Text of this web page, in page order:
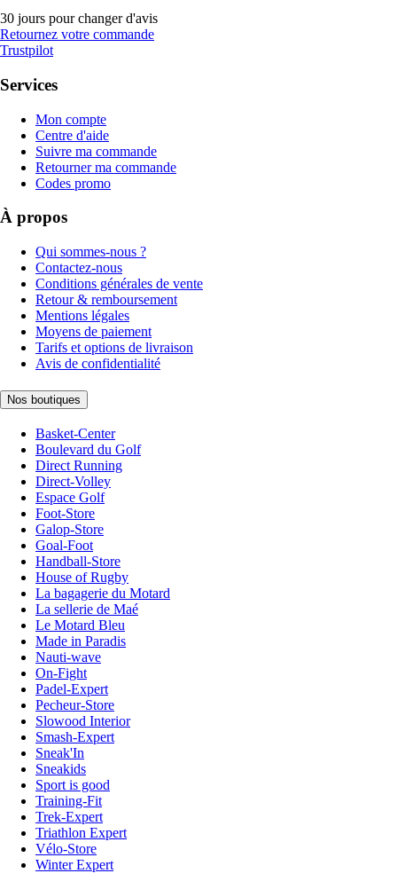
30 jours pour changer d'avis
Retournez votre commande
Trustpilot
Services
Mon compte
Centre d'aide
Suivre ma commande
Retourner ma commande
Codes promo
À propos
Qui sommes-nous ?
Contactez-nous
Conditions générales de vente
Retour & remboursement
Mentions légales
Moyens de paiement
Tarifs et options de livraison
Avis de confidentialité
Nos boutiques
Basket-Center
Boulevard du Golf
Direct Running
Direct-Volley
Espace Golf
Foot-Store
Galop-Store
Goal-Foot
Handball-Store
House of Rugby
La bagagerie du Motard
La sellerie de Maé
Le Motard Bleu
Made in Paradis
Nauti-wave
On-Fight
Padel-Expert
Pecheur-Store
Slowood Interior
Smash-Expert
Sneak'In
Sneakids
Sport is good
Training-Fit
Trek-Expert
Triathlon Expert
Vélo-Store
Winter Expert